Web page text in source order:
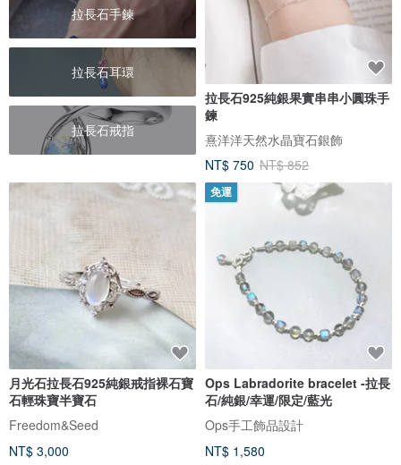
拉長石手鍊
拉長石耳環
拉長石戒指
拉長石925純銀果實串串小圓珠手
鍊
熹洋洋天然水晶寶石銀飾
NT$ 750 NT$ 852
月光石拉長石925純銀戒指裸石寶
石輕珠寶半寶石
Freedom&Seed
NT$ 3,000
免運
Ops Labradorite bracelet -拉長
石/純銀/幸運/限定/藍光
Ops手工飾品設計
NT$ 1,580